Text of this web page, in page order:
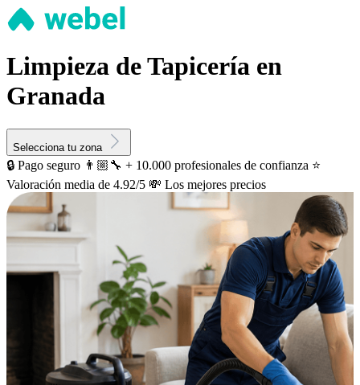
Limpieza de Tapicería en
Granada
Selecciona tu zona
🔒 Pago seguro 👨🏼‍🔧 + 10.000 profesionales de confianza ⭐️
Valoración media de 4.92/5 💸 Los mejores precios